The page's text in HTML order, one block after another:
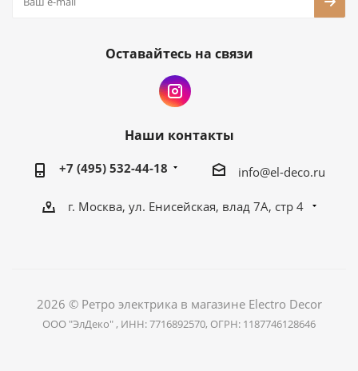
Оставайтесь на связи
Наши контакты
+7 (495) 532-44-18 info@el-deco.ru
г. Москва, ул. Енисейская, влад 7А, стр 4
2026 © Ретро электрика в магазине Electro Decor
ООО "ЭлДеко" , ИНН: 7716892570, ОГРН: 1187746128646